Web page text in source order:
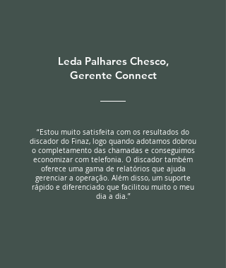
Leda Palhares Chesco,
Gerente Connect
“Estou muito satisfeita com os resultados do
discador do Finaz, logo quando adotamos dobrou
o completamento das chamadas e conseguimos
economizar com telefonia. O discador também
oferece uma gama de relatórios que ajuda
gerenciar a operação. Além disso, um suporte
rápido e diferenciado que facilitou muito o meu
dia a dia.”